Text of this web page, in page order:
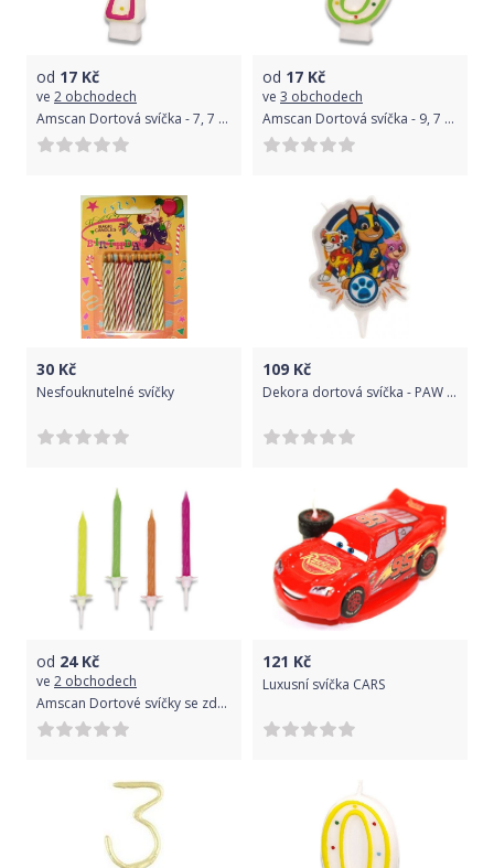
od 17 Kč
ve 2 obchodech
Amscan Dortová svíčka - 7, 7 cm
od 17 Kč
ve 3 obchodech
Amscan Dortová svíčka - 9, 7 cm
30 Kč
Nesfouknutelné svíčky
109 Kč
Dekora dortová svíčka - PAW patrola - tlapka - 1ks
od 24Kč
ve 2 obchodech
Amscan Dortové svíčky se zdobenými stojánky 10 ks
121 Kč
Luxusní svíčka CARS